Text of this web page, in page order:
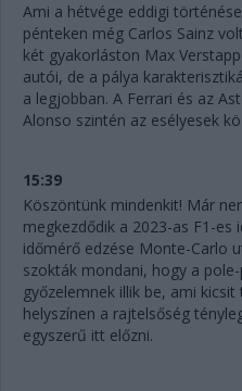
Ami a hétvége eddigi
pénteken még Carlos Sainz
két gyakorláston Max
autói, de a pálya
a legjobban. A Ferrari és az
Alonso szintén az esélyesek
15:39
Köszöntünk mindenkit! Már
megkezdődik a 2023-as F1-es
időmérő edzése Monte-Carlo
szokták mondani, hogy a
győzelemnek illik be, ami
helyszínen a rajtelsőség
egyszerű itt előzni.